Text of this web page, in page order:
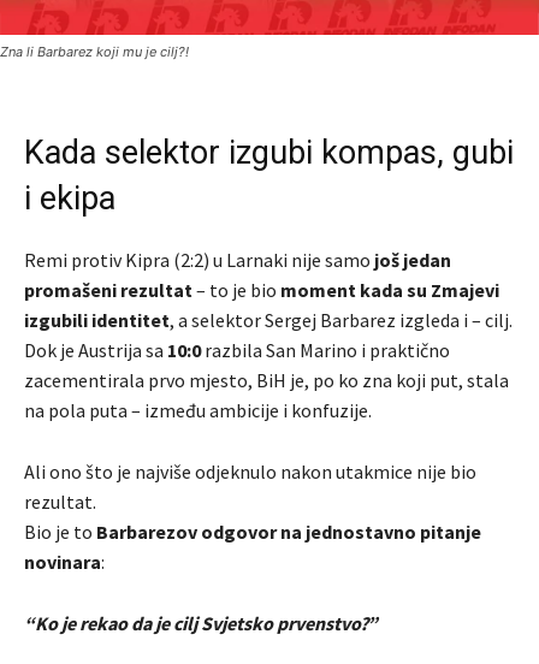
Zna li Barbarez koji mu je cilj?!
Kada selektor izgubi kompas, gubi
i ekipa
Remi protiv Kipra (2:2) u Larnaki nije samo još jedan
promašeni rezultat – to je bio moment kada su Zmajevi
izgubili identitet, a selektor Sergej Barbarez izgleda i – cilj.
Dok je Austrija sa 10:0razbila San Marino i praktično
zacementirala prvo mjesto, BiH je, po ko zna koji put, stala
na pola puta – između ambicije i konfuzije.
Ali ono što je najviše odjeknulo nakon utakmice nije bio
rezultat.
Bio je to Barbarezov odgovor na jednostavno pitanje
novinara:
“Ko je rekao da je cilj Svjetsko prvenstvo?”